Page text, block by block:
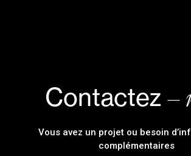
Contactez –
Vous avez un projet ou besoin
complémentaires